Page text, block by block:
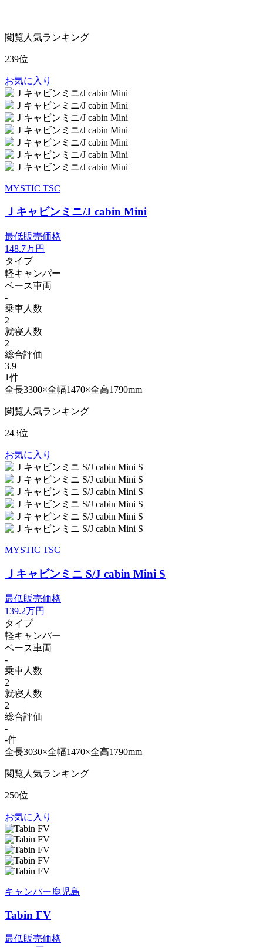
閲覧人気ランキング
239位
お気に入り
MYSTIC TSC
Ｊキャビンミニ/J cabin Mini
最低販売価格
148.7万円
タイプ
軽キャンパー
ベース車両
-
乗車人数
2
就寝人数
2
総合評価
3.9
1件
全長3300×全幅1470×全高1790mm
閲覧人気ランキング
243位
お気に入り
MYSTIC TSC
Ｊキャビンミニ S/J cabin Mini S
最低販売価格
139.2万円
タイプ
軽キャンパー
ベース車両
-
乗車人数
2
就寝人数
2
総合評価
-
-件
全長3030×全幅1470×全高1790mm
閲覧人気ランキング
250位
お気に入り
キャンパー鹿児島
Tabin FV
最低販売価格